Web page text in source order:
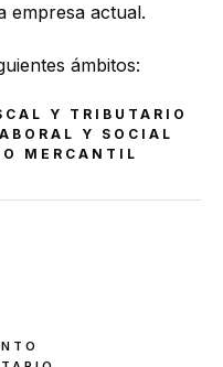
empresa actual.
ámbitos:
Y TRIBUTARIO
Y SOCIAL
MERCANTIL